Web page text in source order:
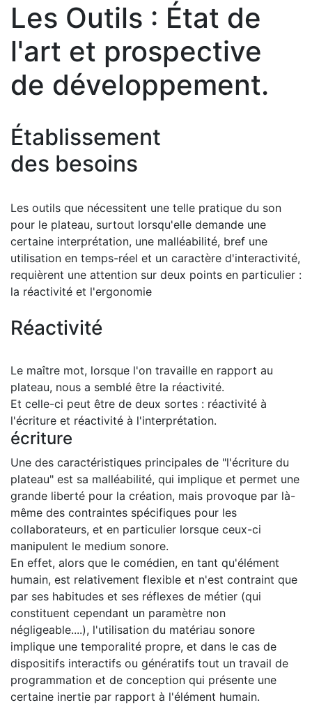
Les Outils : État de
l'art et prospective
de développement.
Établissement
des besoins
Les outils que nécessitent une telle pratique du son
pour le plateau, surtout lorsqu'elle demande une
certaine interprétation, une malléabilité, bref une
utilisation en temps-réel et un caractère d'interactivité,
requièrent une attention sur deux points en particulier :
la réactivité et l'ergonomie
Réactivité
Le maître mot, lorsque l'on travaille en rapport au
plateau, nous a semblé être la réactivité.
Et celle-ci peut être de deux sortes : réactivité à
l'écriture et réactivité à l'interprétation.
écriture
Une des caractéristiques principales de "l'écriture du
plateau" est sa malléabilité, qui implique et permet une
grande liberté pour la création, mais provoque par là-
même des contraintes spécifiques pour les
collaborateurs, et en particulier lorsque ceux-ci
manipulent le medium sonore.
En effet, alors que le comédien, en tant qu'élément
humain, est relativement flexible et n'est contraint que
par ses habitudes et ses réflexes de métier (qui
constituent cependant un paramètre non
négligeable....), l'utilisation du matériau sonore
implique une temporalité propre, et dans le cas de
dispositifs interactifs ou génératifs tout un travail de
programmation et de conception qui présente une
certaine inertie par rapport à l'élément humain.